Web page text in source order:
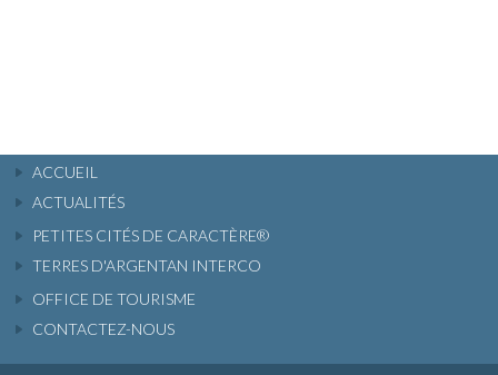
ACCUEIL
ACTUALITÉS
PETITES CITÉS DE CARACTÈRE®
TERRES D'ARGENTAN INTERCO
OFFICE DE TOURISME
CONTACTEZ-NOUS